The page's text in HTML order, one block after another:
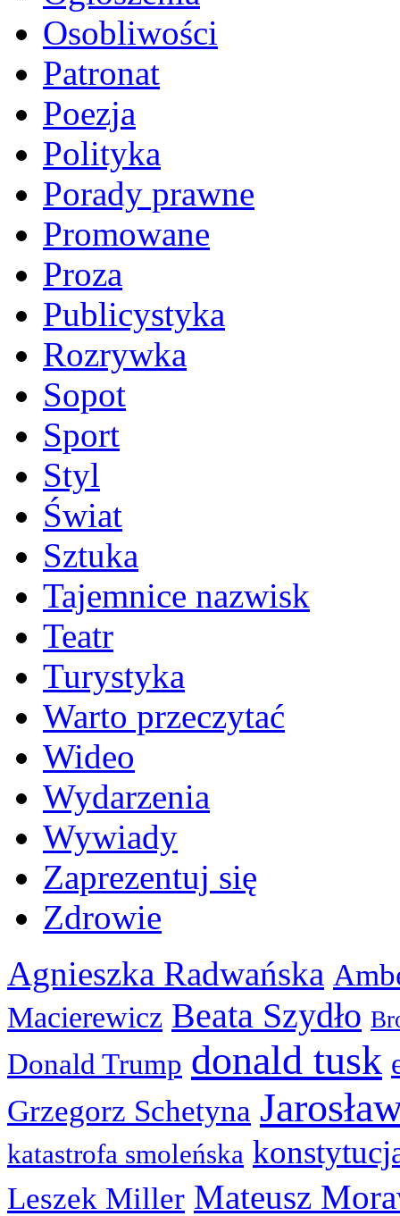
Osobliwości
Patronat
Poezja
Polityka
Porady prawne
Promowane
Proza
Publicystyka
Rozrywka
Sopot
Sport
Styl
Świat
Sztuka
Tajemnice nazwisk
Teatr
Turystyka
Warto przeczytać
Wideo
Wydarzenia
Wywiady
Zaprezentuj się
Zdrowie
Agnieszka Radwańska
Macierewicz Beata Szydło
Donald Trump donald tusk
Grzegorz Schetyna
katastrofa smoleńska
Leszek Miller Mateusz